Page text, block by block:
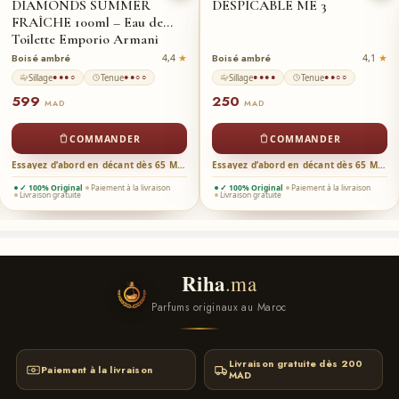
Avis sur AQUA FAHRENHEIT – CHRISTIAN DIOR
★ ★ ★ ★ ★
Note5sur 5
salaheddine–12/02/2022
le parfum rii7tou wa3raaaaa le service dyal riha.ma a la hauteur la
livraison tres rapide je vous conseille juste d’optimiser votre site internet
pour quil soit rapide et merci
DIAMONDS SUMMER
FRAÎCHE 100ml – Eau de
Toilette Emporio Armani
Boisé ambré 4,4
Sillage●●●○ Tenue●●○○
599 MAD
COMMANDER
Essayez d’abord en décant dès 65 MAD →
✓ 100% Original Paiement à la livraison
Livraison gratuite
DESPICABLE ME 3
Boisé ambré 4,1
Sillage●●●● Tenue●●○○
250 MAD
COMMANDER
Essayez d’abord en décant dès 65 MAD →
✓ 100% Original Paiement à la livraison
Livraison gratuite
Riha.ma
Parfums originaux au Maroc
Paiement à la livraison
Livraison gratuite dès 200
MAD